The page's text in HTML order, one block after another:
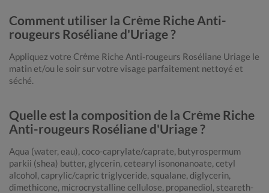
Comment utiliser la Crème Riche Anti-
rougeurs Roséliane d'Uriage ?
Appliquez votre Crème Riche Anti-rougeurs Roséliane Uriage le
matin et/ou le soir sur votre visage parfaitement nettoyé et
séché.
Quelle est la composition de la Crème Riche
Anti-rougeurs Roséliane d'Uriage ?
Aqua (water, eau), coco-caprylate/caprate, butyrospermum
parkii (shea) butter, glycerin, cetearyl isononanoate, cetyl
alcohol, caprylic/capric triglyceride, squalane, diglycerin,
dimethicone, microcrystalline cellulose, propanediol, steareth-